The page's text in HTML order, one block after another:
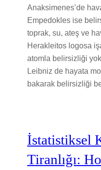
Anaksimenes’de
Empedokles ise
toprak, su, ateş ve
Herakleitos logosa
atomla belirsizliği yok
Leibniz de hayata
bakarak belirsizliği
İstatistiksel
Tiranlığı: